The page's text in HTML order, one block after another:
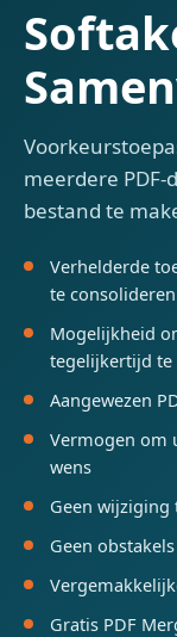
meerdere PDF-
bestand te
Verhelderde
te consolideren
Mogelijkheid
tegelijkertijd te
Aangewezen
Vermogen om
wens
Geen wijziging
Geen
Gratis PDF